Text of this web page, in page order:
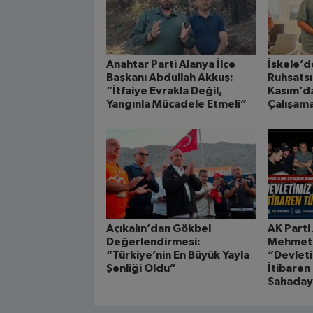
Anahtar Parti Alanya İlçe
Başkanı Abdullah Akkuş:
“İtfaiye Evrakla Değil,
Yangınla Mücadele Etmeli”
Açıkalın’dan Gökbel
Değerlendirmesi:
“Türkiye’nin En Büyük Yayla
Şenliği Oldu”
AK Parti
Mehmet
İtibaren